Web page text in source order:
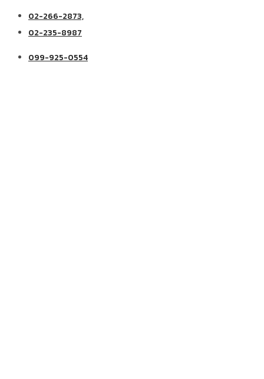
02-266-2873,
02-235-8987
099-925-0554